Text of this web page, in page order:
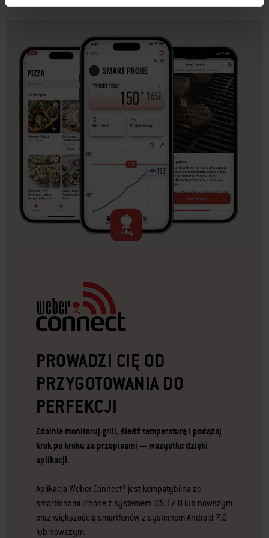
PROWADZI CIĘ OD
PRZYGOTOWANIA DO
PERFEKCJI
Zdalnie monitoruj grill, śledź temperaturę i podążaj
krok po kroku za przepisami — wszystko dzięki
aplikacji.
Aplikacja Weber Connect® jest kompatybilna ze
smartfonami iPhone z systemem iOS 17.0 lub nowszym
oraz większością smartfonów z systemem Android 7.0
lub nowszym.